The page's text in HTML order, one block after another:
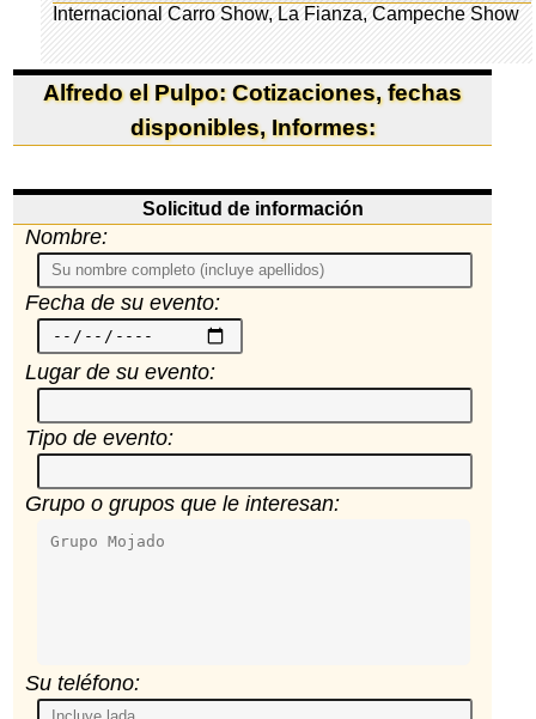
Internacional Carro Show, La Fianza, Campeche Show
Alfredo el Pulpo: Cotizaciones, fechas
disponibles, Informes:
Solicitud de información
Nombre:
Fecha de su evento:
Lugar de su evento:
Tipo de evento:
Grupo o grupos que le interesan:
Su teléfono: